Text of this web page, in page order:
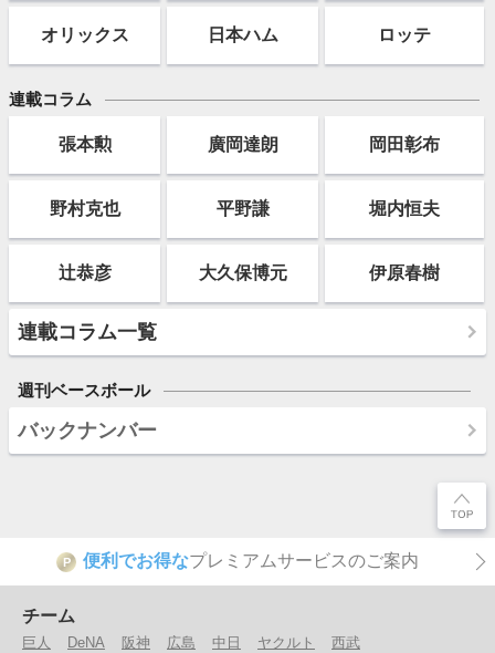
オリックス 日本ハム ロッテ
連載コラム
張本勲 廣岡達朗 岡田彰布
野村克也 平野謙 堀内恒夫
辻恭彦 大久保博元 伊原春樹
連載コラム一覧
週刊ベースボール
バックナンバー
P 便利でお得なプレミアムサービスのご案内
チーム
巨人 DeNA 阪神 広島 中日 ヤクルト
西武